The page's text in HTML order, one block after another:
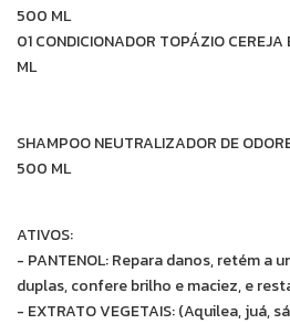
500 ML
01 CONDICIONADOR TOPÁZIO
ML
SHAMPOO NEUTRALIZADOR DE
500 ML
ATIVOS:
- PANTENOL: Repara danos, retém a
duplas, confere brilho e maciez, e
- EXTRATO VEGETAIS: (Aquilea, juá,